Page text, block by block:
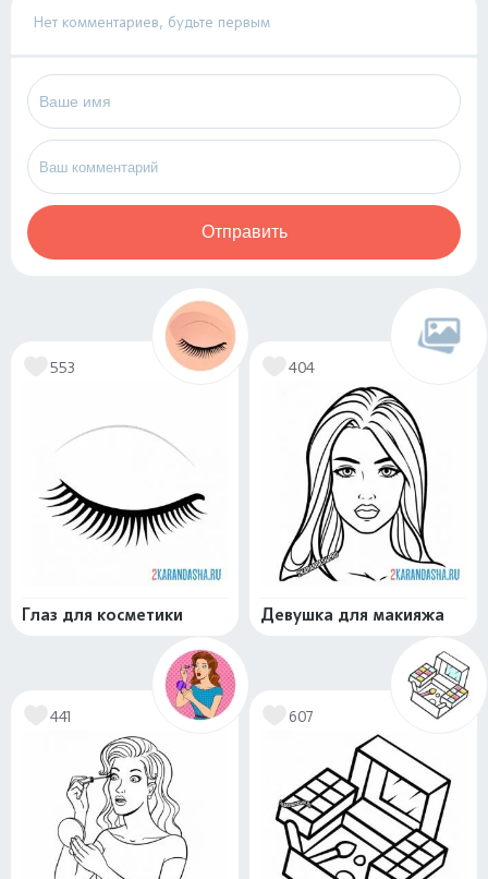
Нет комментариев, будьте первым
Отправить
553
Глаз для косметики
404
Девушка для макияжа
441 607